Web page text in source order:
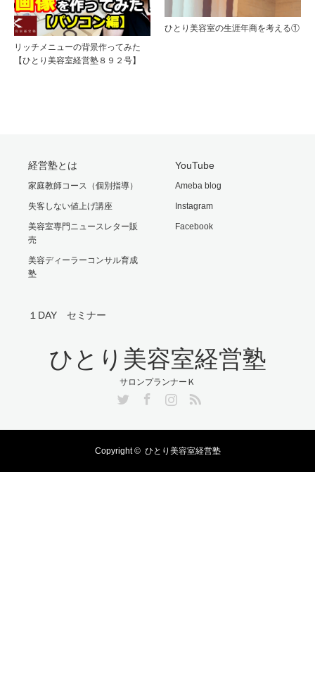
リッチメニューの背景作ってみた
【ひとり美容室経営塾８９２号】
ひとり美容室の生涯年商を考える①
経営塾とは
家庭教師コース（個別指導）
失客しない値上げ講座
美容室専門ニュースレター販
売
美容ディーラーコンサル育成
塾
YouTube
Ameba blog
Instagram
Facebook
１DAY セミナー
ひとり美容室経営塾
サロンプランナーＫ
Copyright © ひとり美容室経営塾